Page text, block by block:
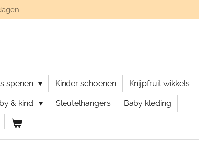
spenen Kinder schoenen Knijpfruit wikkels
& kind Sleutelhangers Baby kleding